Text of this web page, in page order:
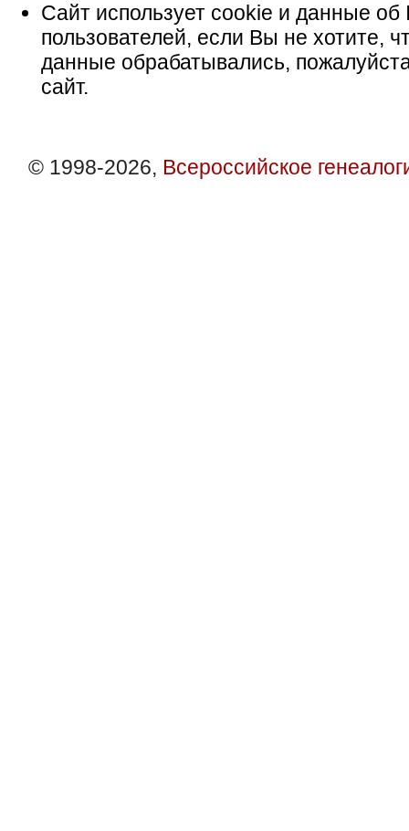
Сайт использует cookie и данные об
пользователей, если Вы не хотите,
данные обрабатывались,
сайт.
© 1998-2026, Всероссийское